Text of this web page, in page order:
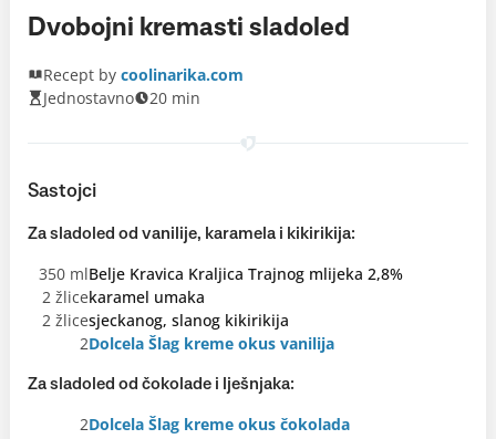
Dvobojni kremasti sladoled
Recept by coolinarika.com
Jednostavno
20 min
Sastojci
Za sladoled od vanilije, karamela i kikirikija:
350 mlBelje Kravica Kraljica Trajnog mlijeka 2,8%
2 žlicekaramel umaka
2 žlicesjeckanog, slanog kikirikija
2Dolcela Šlag kreme okus vanilija
Za sladoled od čokolade i lješnjaka:
2Dolcela Šlag kreme okus čokolada